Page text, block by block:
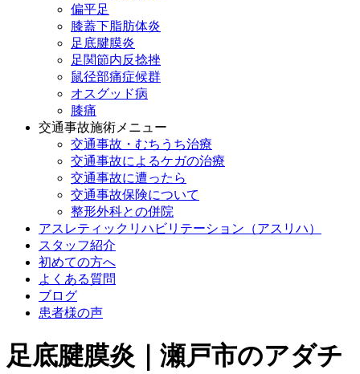
偏平足
膝蓋下脂肪体炎
足底腱膜炎
足関節内反捻挫
鼠径部痛症候群
オスグッド病
膝痛
交通事故施術メニュー
交通事故・むちうち治療
交通事故によるケガの治療
交通事故に遭ったら
交通事故保険について
整形外科との併院
アスレティックリハビリテーション（アスリハ）
スタッフ紹介
初めての方へ
よくある質問
ブログ
患者様の声
足底腱膜炎｜瀬戸市のアダチ